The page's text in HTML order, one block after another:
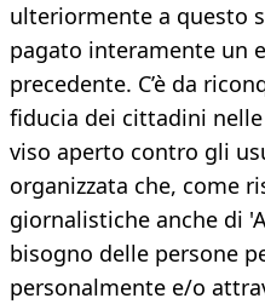
ulteriormente a questo
pagato interamente un
precedente. C’è da
fiducia dei cittadini
viso aperto contro gli
organizzata che, come
giornalistiche anche di
bisogno delle persone
personalmente e/o